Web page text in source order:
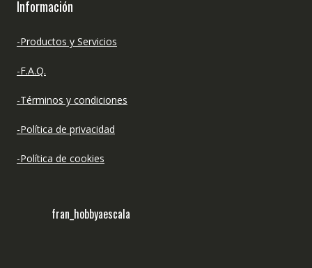
Información
-Productos y Servicios
-F.A.Q.
-Términos y condiciones
-Política de privacidad
-Política de cookies
fran_hobbyaescala